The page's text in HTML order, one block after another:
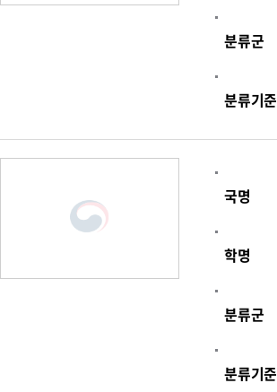
분류군
분류기준
국명
학명
분류군
분류기준